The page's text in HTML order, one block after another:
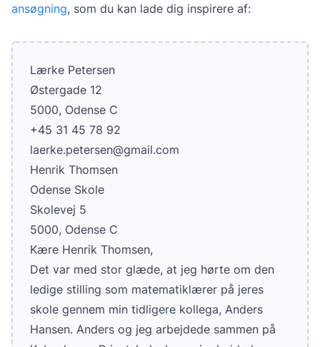
ansøgning, som du kan lade dig inspirere af:
Lærke Petersen
Østergade 12
5000, Odense C
+45 31 45 78 92
laerke.petersen@gmail.com
Henrik Thomsen
Odense Skole
Skolevej 5
5000, Odense C
Kære Henrik Thomsen,
Det var med stor glæde, at jeg hørte om den
ledige stilling som matematiklærer på jeres
skole gennem min tidligere kollega, Anders
Hansen. Anders og jeg arbejdede sammen på